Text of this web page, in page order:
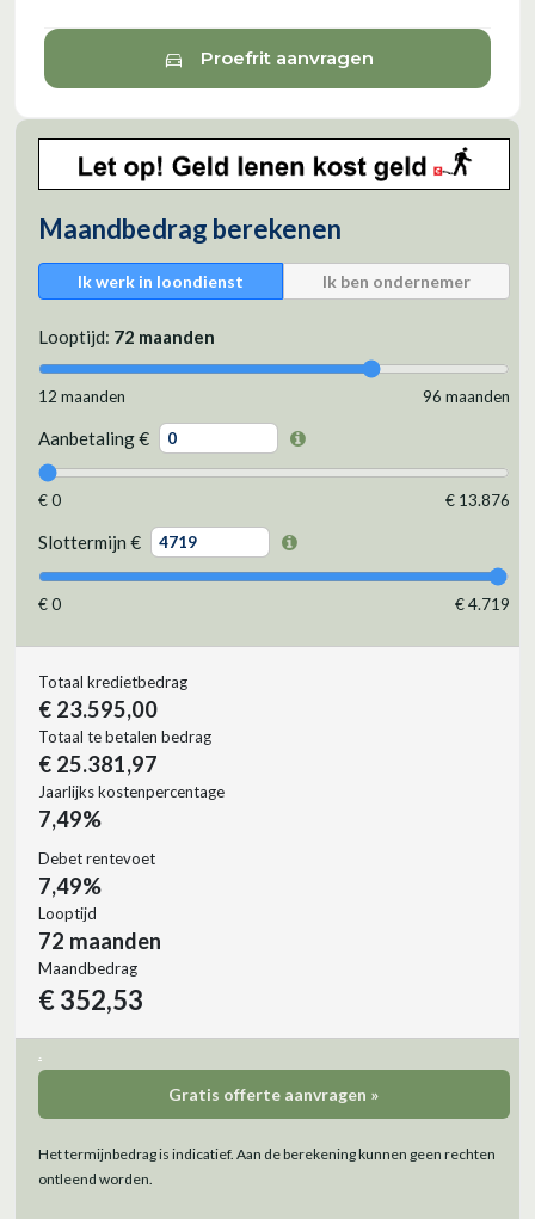
directions_car Proefrit aanvragen